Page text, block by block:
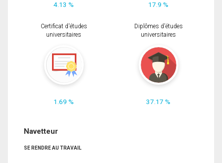
4.13 % 17.9 %
Certificat d'études
universitaires
1.69 %
Diplômes d'études
universitaires
37.17 %
Navetteur
SE RENDRE AU TRAVAIL